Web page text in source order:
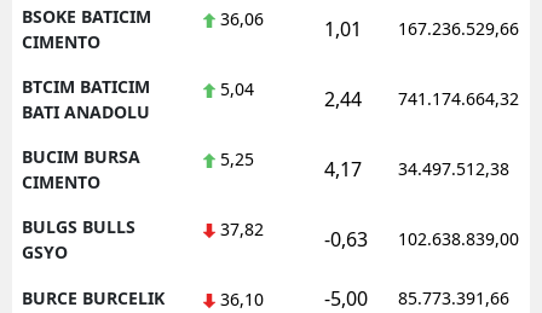
BSOKE BATICIM
CIMENTO
36,06 1,01 167.236.529,66
BTCIM BATICIM
BATI ANADOLU
5,04 2,44 741.174.664,32
BUCIM BURSA
CIMENTO
5,25 4,17 34.497.512,38
BULGS BULLS
GSYO
37,82 -0,63 102.638.839,00
BURCE BURCELIK 36,10 -5,00 85.773.391,66